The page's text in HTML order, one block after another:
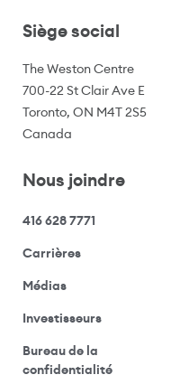
Siège social
The Weston Centre
700-22 St Clair Ave E
Toronto, ON M4T 2S5
Canada
Nous joindre
416 628 7771
Carrières(s’ouvre dans
Médias(ouvre votre
Investisseurs(ouvre
Bureau de la
confidentialité(ouvre